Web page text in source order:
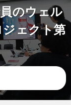
のウェル
ェクト第